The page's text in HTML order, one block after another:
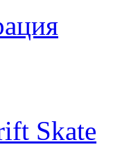
Skate